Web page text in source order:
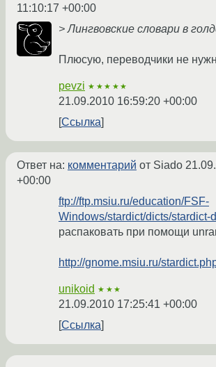
11:10:17 +00:00
> Лингвовские словари в
Плюсую, переводчики не
pevzi ★★★★★
21.09.2010 16:59:20 +00:00
Ссылка
Ответ на: комментарий от Siado
+00:00
ftp://ftp.msiu.ru/education/FSF-
Windows/stardict/dicts/stardict-
распаковать при помощи
http://gnome.msiu.ru/
unikoid ★★★
21.09.2010 17:25:41 +00:00
Ссылка